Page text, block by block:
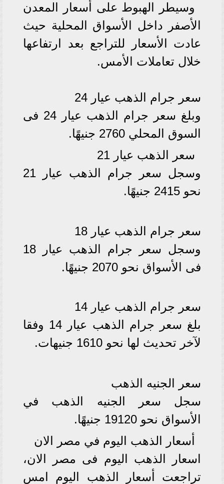
وسيطر الهبوط على أسعار المعدن
الأصفر داخل الأسواق المحلية حيث
عادت الأسعار للتراجع بعد ارتفاعها
خلال تعاملات الأمس.
سعر جرام الذهب عيار 24
وبلغ سعر جرام الذهب عيار 24 فى
السوق المحلي 2760 جنيهًا.
سعر الذهب عيار 21
وسجل سعر جرام الذهب عيار 21
نحو 2415 جنيهًا.
سعر جرام الذهب عيار 18
وسجل سعر جرام الذهب عيار 18
فى الأسواق نحو 2070 جنيهًا.
سعر جرام الذهب عيار 14
بلغ سعر جرام الذهب عيار 14 وفقا
لآخر تحديث لها نحو 1610 جنيهات.
سعر الجنيه الذهب
سجل سعر الجنيه الذهب في
الأسواق نحو 19120 جنيهًا.
أسعار الذهب اليوم في مصر الان
اسعار الذهب اليوم فى مصر الان،
تراجعت أسعار الذهب اليوم امس